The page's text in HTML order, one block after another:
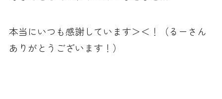
本当にいつも感謝しています＞＜！（るーさん
ありがとうございます！）